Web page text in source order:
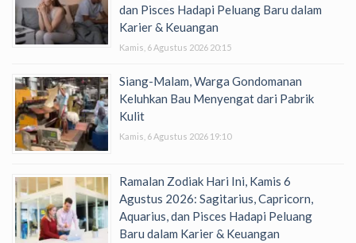
dan Pisces Hadapi Peluang Baru dalam
Karier & Keuangan
Kamis, 6 Agustus 2026 20:15
Siang-Malam, Warga Gondomanan
Keluhkan Bau Menyengat dari Pabrik
Kulit
Kamis, 6 Agustus 2026 19:10
Ramalan Zodiak Hari Ini, Kamis 6
Agustus 2026: Sagitarius, Capricorn,
Aquarius, dan Pisces Hadapi Peluang
Baru dalam Karier & Keuangan